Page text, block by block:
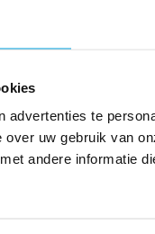
advertenties te
uw gebruik van
andere informatie